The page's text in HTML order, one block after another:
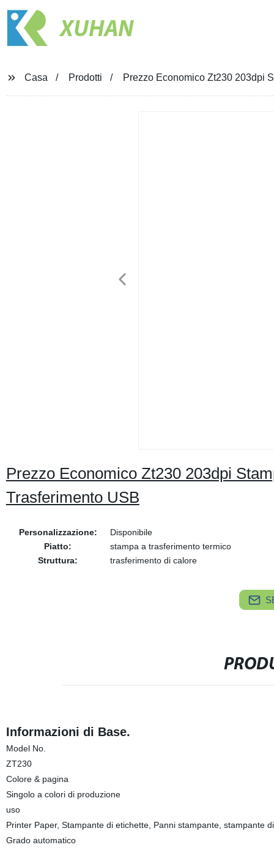
XUHAN
Casa Prodotti Prezzo Economico Zt230 203dpi
Prezzo Economico Zt230 203dpi
Trasferimento USB
Personalizzazione:
Disponibile
Piatto:
stampa a trasferimento termico
Struttura:
trasferimento di calore
Informazioni di Base.
Model No.
ZT230
Colore & pagina
Singolo a colori di produzione
uso
Printer Paper, Stampante di etichette, Panni stampante, stampante
Grado automatico